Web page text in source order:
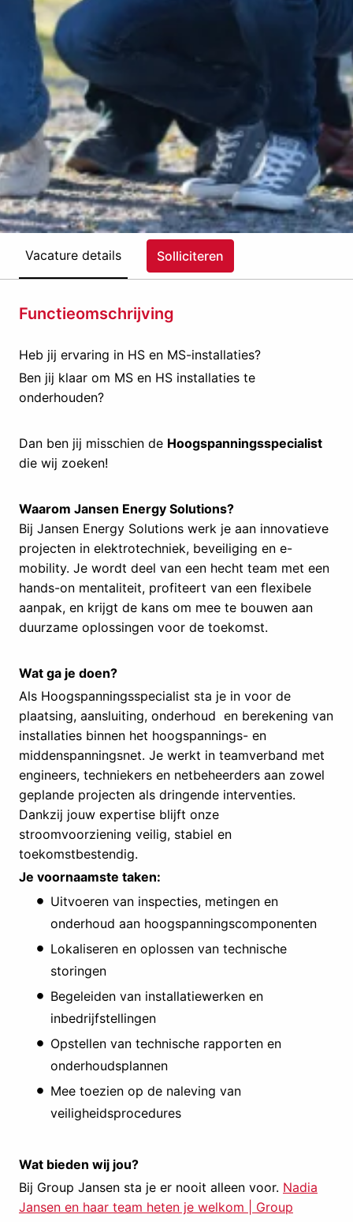
Vacature details Solliciteren
Functieomschrijving
Heb jij ervaring in HS en MS-installaties?
Ben jij klaar om MS en HS installaties te
onderhouden?
Dan ben jij misschien de Hoogspanningsspecialist
die wij zoeken!
Waarom Jansen Energy Solutions?
Bij Jansen Energy Solutions werk je aan innovatieve
projecten in elektrotechniek, beveiliging en e-
mobility. Je wordt deel van een hecht team met een
hands-on mentaliteit, profiteert van een flexibele
aanpak, en krijgt de kans om mee te bouwen aan
duurzame oplossingen voor de toekomst.
Wat ga je doen?
Als Hoogspanningsspecialist sta je in voor de
plaatsing, aansluiting, onderhoud en berekening van
installaties binnen het hoogspannings- en
middenspanningsnet. Je werkt in teamverband met
engineers, techniekers en netbeheerders aan zowel
geplande projecten als dringende interventies.
Dankzij jouw expertise blijft onze
stroomvoorziening veilig, stabiel en
toekomstbestendig.
Je voornaamste taken:
Uitvoeren van inspecties, metingen en
onderhoud aan hoogspanningscomponenten
Lokaliseren en oplossen van technische
storingen
Begeleiden van installatiewerken en
inbedrijfstellingen
Opstellen van technische rapporten en
onderhoudsplannen
Mee toezien op de naleving van
veiligheidsprocedures
Wat bieden wij jou?
Bij Group Jansen sta je er nooit alleen voor. Nadia
Jansen en haar team heten je welkom | Group